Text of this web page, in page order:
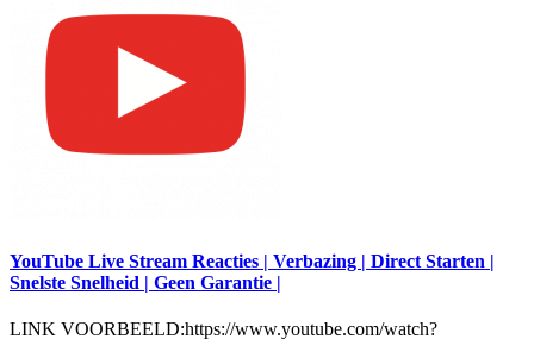
YouTube Live Stream Reacties | Verbazing | Direct Starten |
Snelste Snelheid | Geen Garantie |
LINK VOORBEELD:https://www.youtube.com/watch?